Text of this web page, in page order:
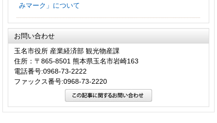
みマーク」について
お問い合わせ
玉名市役所 産業経済部 観光物産課
住所：〒865-8501 熊本県玉名市岩崎163
電話番号:0968-73-2222
ファックス番号:0968-73-2220